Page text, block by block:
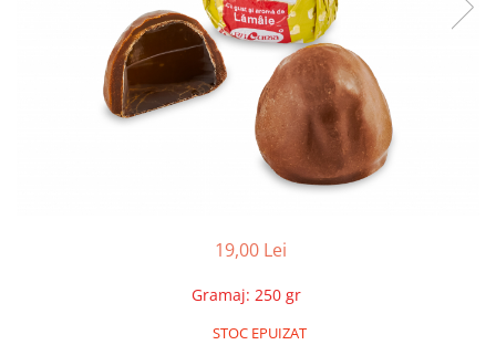
19,00 Lei
Gramaj: 250 gr
STOC EPUIZAT